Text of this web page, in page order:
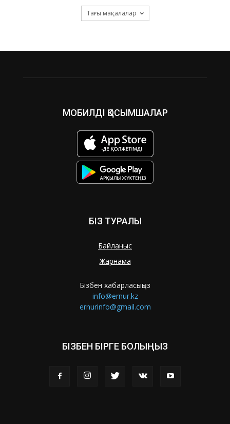
Тағы мақалалар
МОБИЛДІ ҚОСЫМШАЛАР
БІЗ ТУРАЛЫ
Байланыс
Жарнама
Бізбен хабарласыңыз
info@ernur.kz
ernurinfo@gmail.com
БІЗБЕН БІРГЕ БОЛЫҢЫЗ